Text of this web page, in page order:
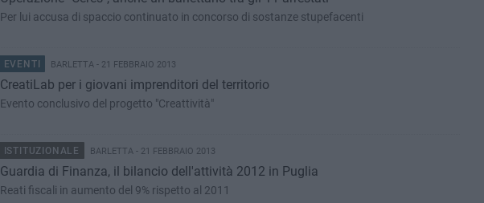
Per lui accusa di spaccio continuato in concorso di sostanze stupefacenti
EVENTI BARLETTA - 21 FEBBRAIO 2013
CreatiLab per i giovani imprenditori del territorio
Evento conclusivo del progetto "Creattività"
ISTITUZIONALE BARLETTA - 21 FEBBRAIO 2013
Guardia di Finanza, il bilancio dell'attività 2012 in Puglia
Reati fiscali in aumento del 9% rispetto al 2011